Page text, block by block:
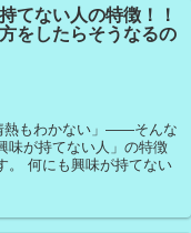
てない人の特徴！！
をしたらそうなるの
熱もわかない」――そんな
味が持てない人」の特徴
。 何にも興味が持てない